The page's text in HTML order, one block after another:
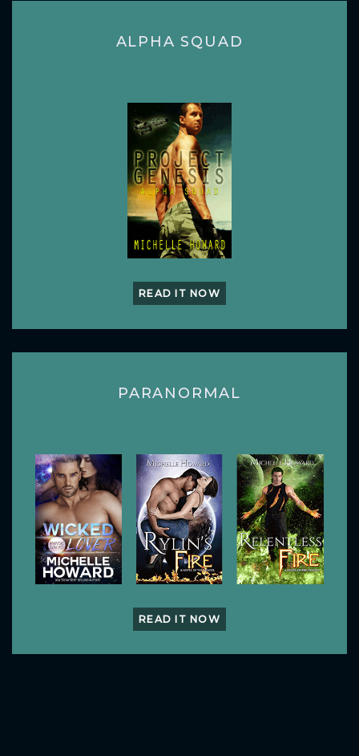
ALPHA SQUAD
READ IT NOW
PARANORMAL
READ IT NOW